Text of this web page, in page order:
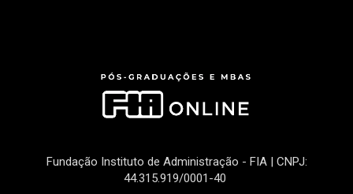
Fundação Instituto de Administração - FIA | CNPJ:
44.315.919/0001-40